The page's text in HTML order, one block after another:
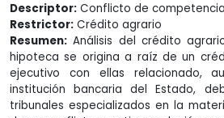
Descriptor: Conflicto de competencia
Restrictor: Crédito agrario
Resumen: Análisis del crédito
hipoteca se origina a raíz de un
ejecutivo con ellas relacionado,
institución bancaria del Estado,
tribunales especializados en la